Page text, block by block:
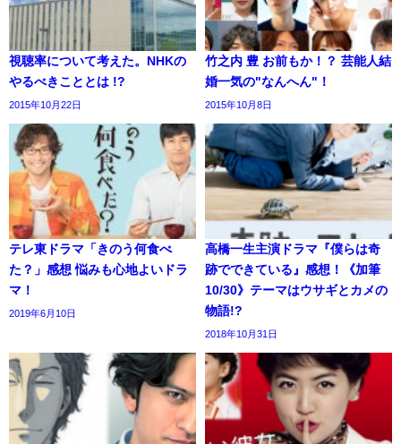
視聴率について考えた。NHKの
やるべきこととは !?
2015年10月22日
竹之内 豊 お前もか！？ 芸能人結
婚一気の"なんへん"！
2015年10月8日
テレ東ドラマ「きのう何食べ
た？」感想 悩みも心地よいドラ
マ！
2019年6月10日
高橋一生主演ドラマ『僕らは奇
跡でできている』感想！《加筆
10/30》テーマはウサギとカメの
物語!?
2018年10月31日